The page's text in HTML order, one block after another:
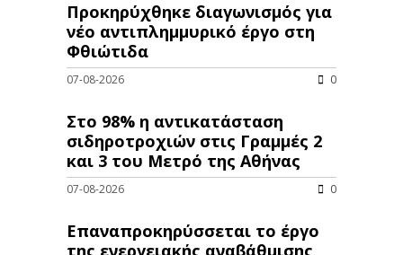
Προκηρύχθηκε διαγωνισμός για
νέo αντιπλημμυρικό έργο στη
Φθιώτιδα
07-08-2026 0
Στο 98% η αντικατάσταση
σιδηροτροχιών στις Γραμμές 2
και 3 του Μετρό της Αθήνας
07-08-2026 0
Επαναπροκηρύσσεται το έργο